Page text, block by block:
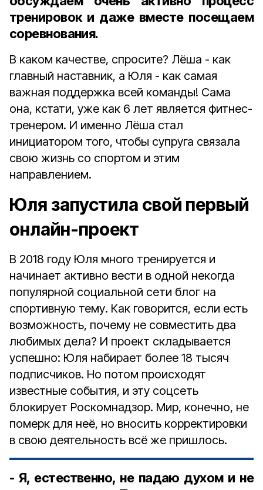
тренировок и даже вместе посещаем
соревнования.
В каком качестве, спросите? Лёша - как
главный наставник, а Юля - как самая
важная поддержка всей команды! Сама
она, кстати, уже как 6 лет является фитнес-
тренером. И именно Лёша стал
инициатором того, чтобы супруга связала
свою жизнь со спортом и этим
направлением.
Юля запустила свой первый
онлайн-проект
В 2018 году Юля много тренируется и
начинает активно вести в одной некогда
популярной социальной сети блог на
спортивную тему. Как говорится, если есть
возможность, почему не совместить два
любимых дела? И проект складывается
успешно: Юля набирает более 18 тысяч
подписчиков. Но потом происходят
известные события, и эту соцсеть
блокирует Роскомнадзор. Мир, конечно, не
померк для неё, но вносить корректировки
в свою деятельность всё же пришлось.
- Я, естественно, не падаю духом и не